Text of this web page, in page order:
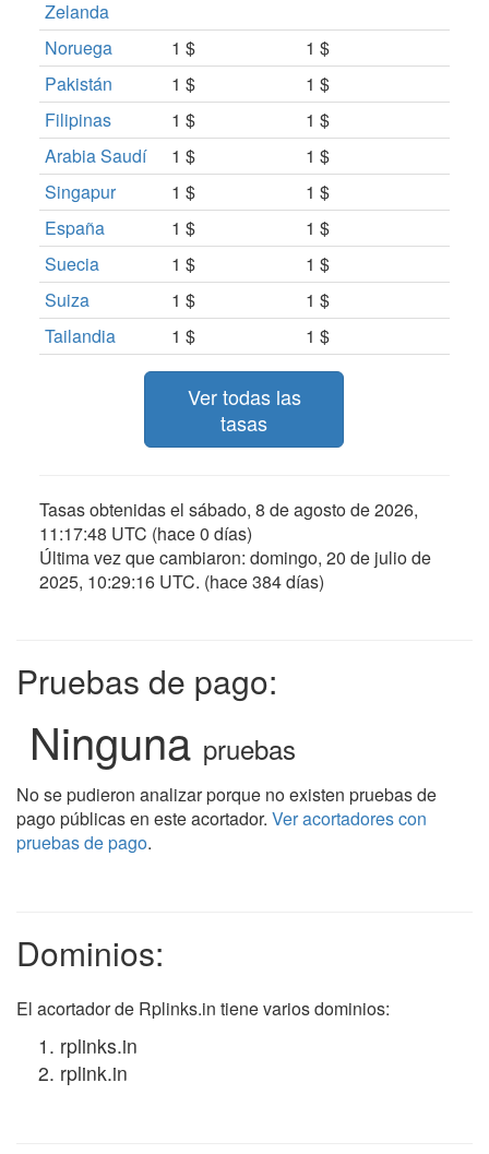
Zelanda
Noruega 1 $
1 $
Pakistán
1 $
1 $
Filipinas
1 $
1 $
Arabia Saudí
1 $
1 $
Singapur
1 $
1 $
España
1 $
1 $
Suecia
1 $
1 $
Suiza
1 $
1 $
Tailandia
1 $ 1 $
Ver todas las
tasas
Tasas obtenidas el sábado, 8 de agosto de 2026,
11:17:48 UTC (hace 0 días)
Última vez que cambiaron: domingo, 20 de julio de
2025, 10:29:16 UTC. (hace 384 días)
Pruebas de pago:
Ninguna pruebas
No se pudieron analizar porque no existen pruebas de
pago públicas en este acortador. Ver acortadores con
pruebas de pago.
Dominios:
El acortador de Rplinks.in tiene varios dominios:
rplinks.in
rplink.in